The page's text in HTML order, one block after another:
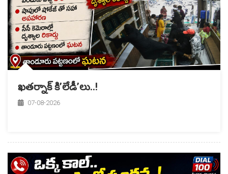
ఖతర్నాక్ కి’లేడీ’లు..!
07-08-2026